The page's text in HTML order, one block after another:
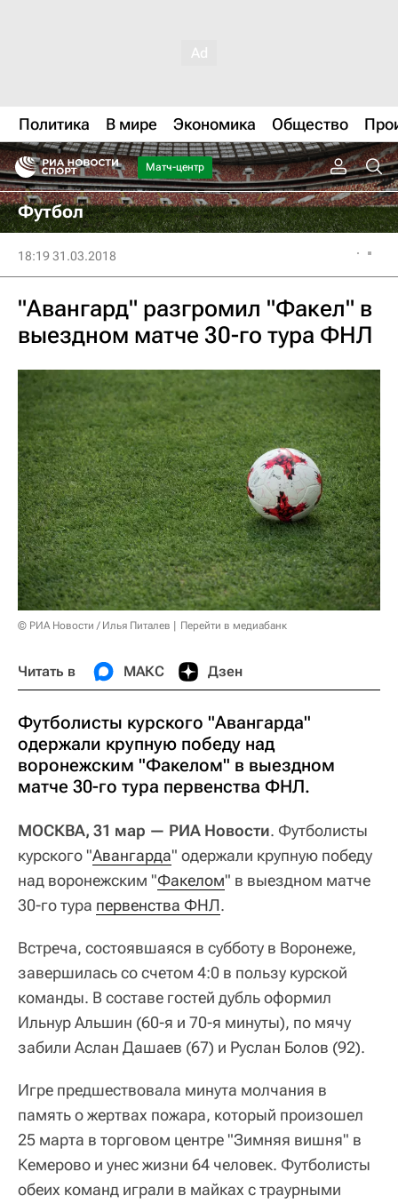
Политика В мире Экономика Общество
Матч-центр
Футбол
18:19 31.03.2018
"Авангард" разгромил "Факел" в
выездном матче 30-го тура ФНЛ
© РИА Новости / Илья Питалев Перейти в медиабанк
Читать в МАКС Дзен
Футболисты курского "Авангарда"
одержали крупную победу над
воронежским "Факелом" в выездном
матче 30-го тура первенства ФНЛ.
МОСКВА, 31 мар — РИА Новости. Футболисты
курского "Авангарда" одержали крупную победу
над воронежским "Факелом" в выездном матче
30-го тура первенства ФНЛ.
Встреча, состоявшаяся в субботу в Воронеже,
завершилась со счетом 4:0 в пользу курской
команды. В составе гостей дубль оформил
Ильнур Альшин (60-я и 70-я минуты), по мячу
забили Аслан Дашаев (67) и Руслан Болов (92).
Игре предшествовала минута молчания в
память о жертвах пожара, который произошел
25 марта в торговом центре "Зимняя вишня" в
Кемерово и унес жизни 64 человек. Футболисты
обеих команд играли в майках с траурными